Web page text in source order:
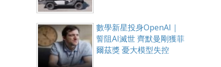
數學新星投身OpenAI｜
誓阻AI滅世 齊默曼剛獲菲
爾茲獎 憂大模型失控